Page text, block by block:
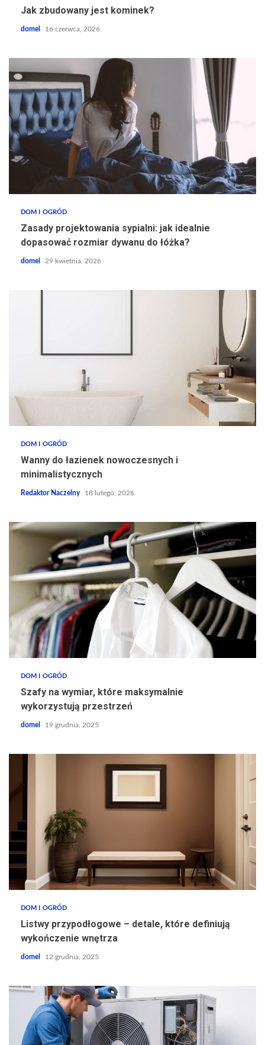
Jak zbudowany jest kominek?
domel 16 czerwca, 2026
DOM I OGRÓD
Zasady projektowania sypialni: jak idealnie
dopasować rozmiar dywanu do łóżka?
domel 29 kwietnia, 2026
DOM I OGRÓD
Wanny do łazienek nowoczesnych i
minimalistycznych
Redaktor Naczelny 18 lutego, 2026
DOM I OGRÓD
Szafy na wymiar, które maksymalnie
wykorzystują przestrzeń
domel 19 grudnia, 2025
DOM I OGRÓD
Listwy przypodłogowe – detale, które definiują
wykończenie wnętrza
domel 12 grudnia, 2025